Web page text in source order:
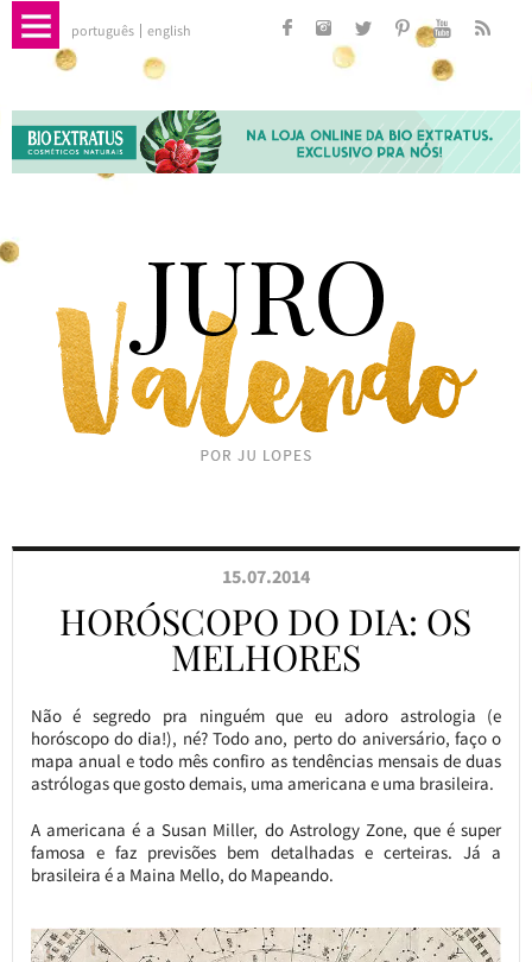
português english
15.07.2014
HORÓSCOPO DO DIA: OS
MELHORES
Não é segredo pra ninguém que eu adoro astrologia (e
horóscopo do dia!), né? Todo ano, perto do aniversário, faço o
mapa anual e todo mês confiro as tendências mensais de duas
astrólogas que gosto demais, uma americana e uma brasileira.
A americana é a Susan Miller, do Astrology Zone, que é super
famosa e faz previsões bem detalhadas e certeiras. Já a
brasileira é a Maina Mello, do Mapeando.